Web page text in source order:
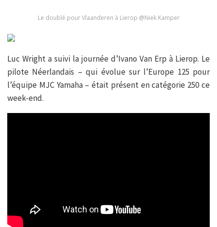
Le doublé pour Vlaanderen à Lierop @Niek Kamper
Luc Wright a suivi la journée d’Ivano Van Erp à Lierop. Le
pilote Néerlandais – qui évolue sur l’Europe 125 pour
l’équipe MJC Yamaha – était présent en catégorie 250 ce
week-end.